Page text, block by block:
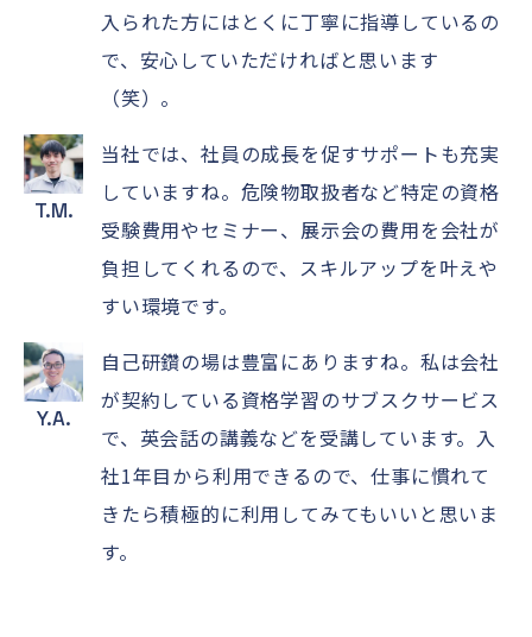
入られた方にはとくに丁寧に指導しているの
で、安心していただければと思います
（笑）。
T.M.
当社では、社員の成長を促すサポートも充実
していますね。危険物取扱者など特定の資格
受験費用やセミナー、展示会の費用を会社が
負担してくれるので、スキルアップを叶えや
すい環境です。
Y.A.
自己研鑽の場は豊富にありますね。私は会社
が契約している資格学習のサブスクサービス
で、英会話の講義などを受講しています。入
社1年目から利用できるので、仕事に慣れて
きたら積極的に利用してみてもいいと思いま
す。